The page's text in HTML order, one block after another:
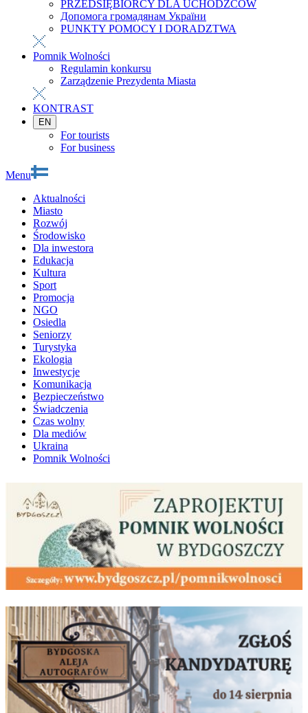
PRZEDSIĘBIORCY DLA UCHODŹCÓW
Допомога громадянам України
PUNKTY POMOCY I DORADZTWA
Pomnik Wolności
Regulamin konkursu
Zarządzenie Prezydenta Miasta
KONTRAST
EN
For tourists
For business
Menu
Aktualności
Miasto
Rozwój
Środowisko
Dla inwestora
Edukacja
Kultura
Sport
Promocja
NGO
Osiedla
Seniorzy
Turystyka
Ekologia
Inwestycje
Komunikacja
Bezpieczeństwo
Świadczenia
Czas wolny
Dla mediów
Ukraina
Pomnik Wolności